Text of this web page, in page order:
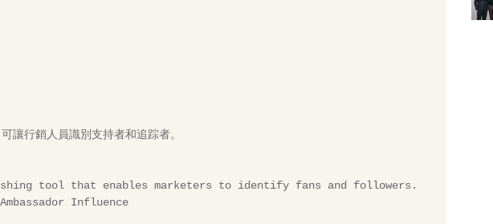
讓行銷人員識別支持者和追踪者。
tool that enables marketers to identify fans and followers.
Ambassador Influence